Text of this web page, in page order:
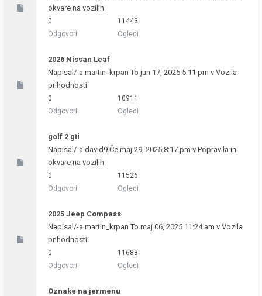
okvare na vozilih
0
Odgovori
11443
Ogledi
2026 Nissan Leaf
Napisal/-a martin_krpan To jun 17, 2025 5:11 pm v Vozila
prihodnosti
0
Odgovori
10911
Ogledi
golf 2 gti
Napisal/-a david9 Če maj 29, 2025 8:17 pm v Popravila in
okvare na vozilih
0
Odgovori
11526
Ogledi
2025 Jeep Compass
Napisal/-a martin_krpan To maj 06, 2025 11:24 am v Vozila
prihodnosti
0
Odgovori
11683
Ogledi
Oznake na jermenu